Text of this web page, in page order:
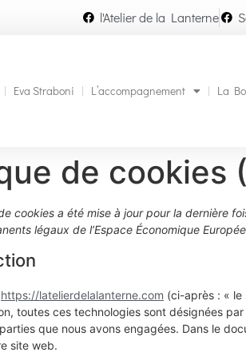
l'Atelier de la Lanterne
Eva Straboni L’accompagnement La
de cookies
cookies a été mise à jour pour la dernière
légaux de l’Espace Économique
https://latelierdelalanterne.com (ci-après : « le
toutes ces technologies sont désignées
que nous avons engagées. Dans le
site web.